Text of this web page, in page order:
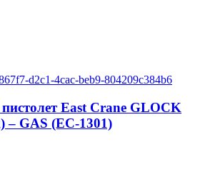
East Crane GLOCK
– GAS (EC-1301)